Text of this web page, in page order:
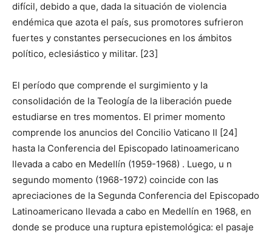
difícil, debido a que, dada la situación de violencia
endémica que azota el país, sus promotores sufrieron
fuertes y constantes persecuciones en los ámbitos
político, eclesiástico y militar. [23]
El período que comprende el surgimiento y la
consolidación de la Teología de la liberación puede
estudiarse en tres momentos. El primer momento
comprende los anuncios del Concilio Vaticano II [24]
hasta la Conferencia del Episcopado latinoamericano
llevada a cabo en Medellín (1959-1968) . Luego, u n
segundo momento (1968-1972) coincide con las
apreciaciones de la Segunda Conferencia del Episcopado
Latinoamericano llevada a cabo en Medellín en 1968, en
donde se produce una ruptura epistemológica: el pasaje